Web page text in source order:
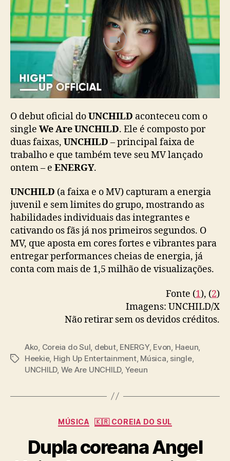
c
i
A
r
e
U
I
L
D
”
e
M
V
U
N
H
I
O debut oficial doUNCHILD aconteceu com o
single We Are UNCHILD. Ele é composto por
duas faixas, UNCHILD – principal faixa de
trabalho e que também teve seu MV lançado
ontem – e ENERGY.
UNCHILD (a faixa e o MV) capturam a energia
juvenil e sem limites do grupo, mostrando as
habilidades individuais das integrantes e
cativando os fãs já nos primeiros segundos. O
MV, que aposta em cores fortes e vibrantes para
entregar performances cheias de energia, já
conta com mais de 1,5 milhão de visualizações.
Fonte (1), (2)
Imagens: UNCHILD/X
Não retirar sem os devidos créditos.
T
Ako, Coreia do Sul, debut, ENERGY, Evon, Haeun,
Heekie, High Up Entertainment, Música, single,
UNCHILD, We Are UNCHILD, Yeeun
C
t
e
MÚSICA 🇰🇷 COREIA DO SUL
Dupla coreana Angel